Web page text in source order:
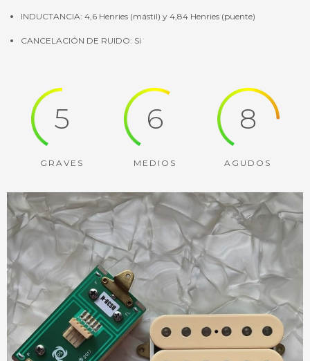
INDUCTANCIA: 4,6 Henries (mástil) y 4,84 Henries (puente)
CANCELACIÓN DE RUIDO: Si
5
GRAVES
6
MEDIOS
8
AGUDOS